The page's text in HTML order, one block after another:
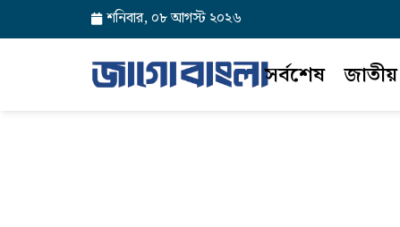
শনিবার, ০৮ আগস্ট ২০২৬
সর্বশেষ জাতীয়